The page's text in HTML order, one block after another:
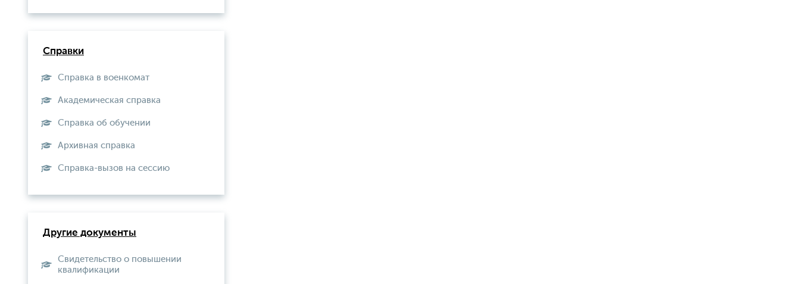
Справки
Справка в военкомат
Академическая справка
Справка об обучении
Архивная справка
Справка-вызов на сессию
Другие документы
Свидетельство о повышении
квалификации